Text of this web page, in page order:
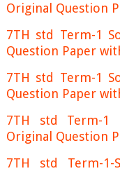
Original Question
7TH std Term-1
Question Paper
7TH std Term-1
Question Paper
7TH std Term-1
Original Question
7TH std Term-1-